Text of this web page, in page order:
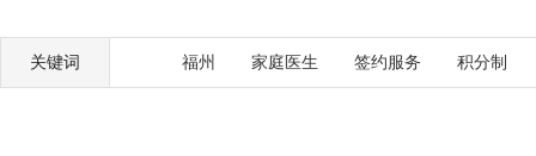
关键词 福州 家庭医生 签约服务 积分制